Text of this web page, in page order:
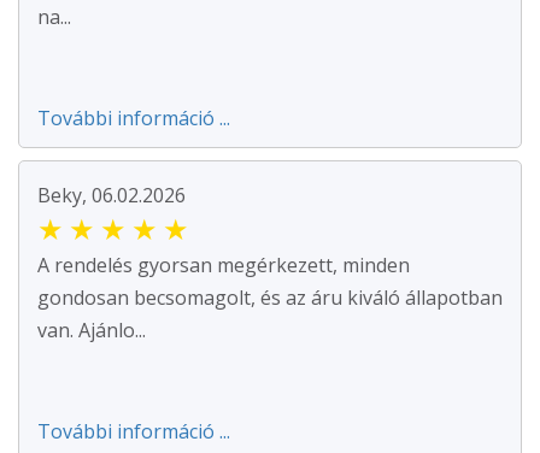
na...
További információ ...
Beky, 06.02.2026
★ ★ ★ ★ ★
A rendelés gyorsan megérkezett, minden
gondosan becsomagolt, és az áru kiváló állapotban
van. Ajánlo...
További információ ...